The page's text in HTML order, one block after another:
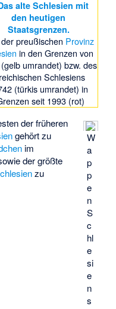
preußischen Provinz
in den Grenzen von
umrandet) bzw. des
Schlesiens
(türkis umrandet) in
seit 1993 (rot)
W
a
p
p
e
n
S
c
hl
e
si
e
n
s
der früheren
gehört zu
im
der größte
zu